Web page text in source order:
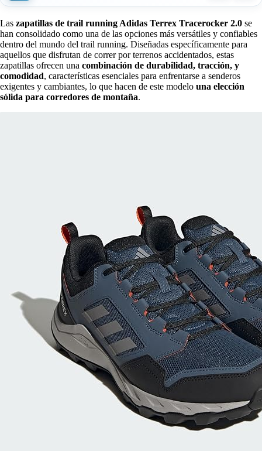
Las zapatillas de trail running Adidas Terrex Tracerocker 2.0 se
han consolidado como una de las opciones más versátiles y confiables
dentro del mundo del trail running. Diseñadas específicamente para
aquellos que disfrutan de correr por terrenos accidentados, estas
zapatillas ofrecen una combinación de durabilidad, tracción, y
comodidad, características esenciales para enfrentarse a senderos
exigentes y cambiantes, lo que hacen de este modelo una elección
sólida para corredores de montaña.